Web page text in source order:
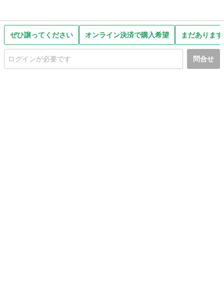
ぜひ譲ってください オンライン決済で購入希望 まだありま
問合せ